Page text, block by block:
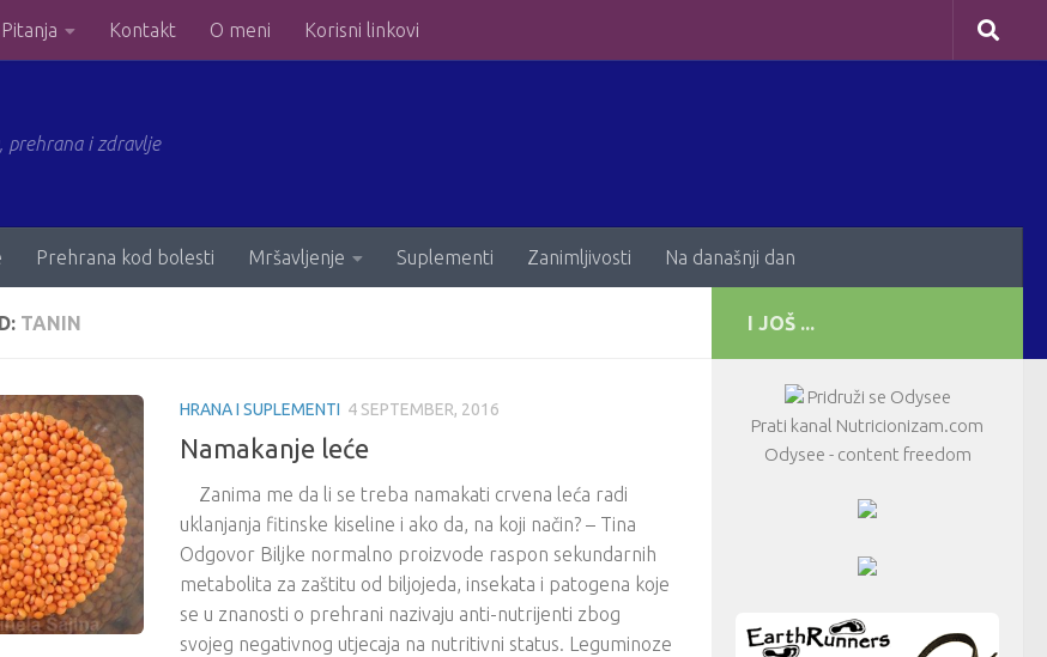
Pitanja Kontakt O meni Korisni linkovi
prehrana i zdravlje
Prehrana kod bolesti Mršavljenje Suplementi Zanimljivosti Na današnji dan
TANIN
HRANA I SUPLEMENTI 4 SEPTEMBER, 2016
Namakanje leće
Zanima me da li se treba namakati crvena leća radi
uklanjanja fitinske kiseline i ako da, na koji način? – Tina
Odgovor Biljke normalno proizvode raspon sekundarnih
metabolita za zaštitu od biljojeda, insekata i patogena koje
se u znanosti o prehrani nazivaju anti-nutrijenti zbog
svojeg negativnog utjecaja na nutritivni status. Leguminoze
I JOŠ ...
Pridruži se Odysee
Prati kanal Nutricionizam.com
Odysee - content freedom